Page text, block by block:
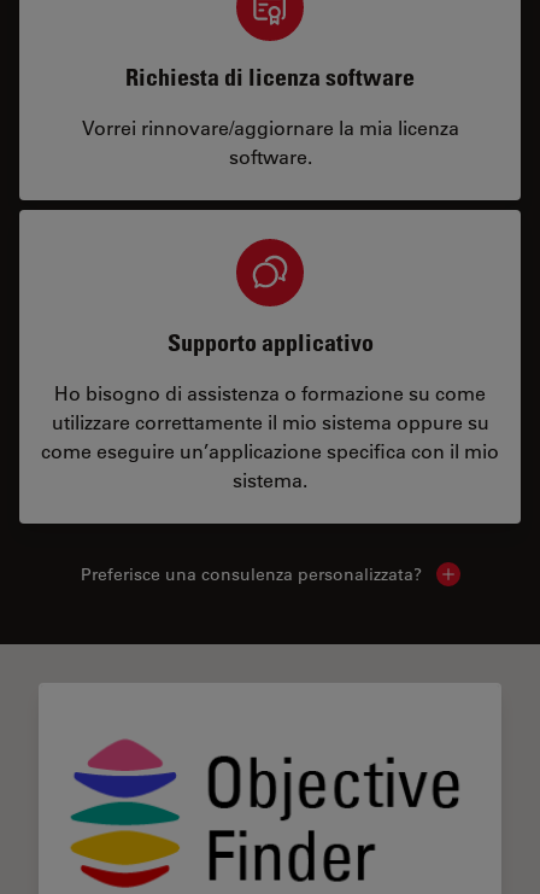
Richiesta di licenza software
Vorrei rinnovare/aggiornare la mia licenza
software.
Supporto applicativo
Ho bisogno di assistenza o formazione su come
utilizzare correttamente il mio sistema oppure su
come eseguire un’applicazione specifica con il mio
sistema.
Preferisce una consulenza personalizzata? Show local